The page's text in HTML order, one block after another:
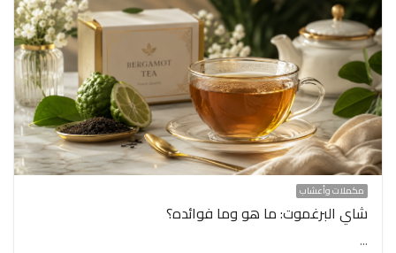
مكملات وأعشاب
شاي البرغموت: ما هو وما فوائده؟
…